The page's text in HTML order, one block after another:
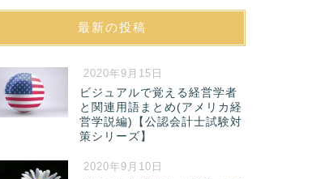
最新の投稿
2020年9月15日
ビジュアルで覚える経営学者
と関連用語まとめ(アメリカ経
営学説編)【公認会計士試験対
策シリーズ】
2020年9月10日